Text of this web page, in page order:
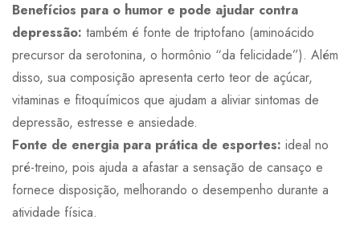
Benefícios para o humor e pode ajudar contra
depressão: também é fonte de triptofano (aminoácido
precursor da serotonina, o hormônio “da felicidade”). Além
disso, sua composição apresenta certo teor de açúcar,
vitaminas e fitoquímicos que ajudam a aliviar sintomas de
depressão, estresse e ansiedade.
Fonte de energia para prática de esportes: ideal no
pré-treino, pois ajuda a afastar a sensação de cansaço e
fornece disposição, melhorando o desempenho durante a
atividade física.